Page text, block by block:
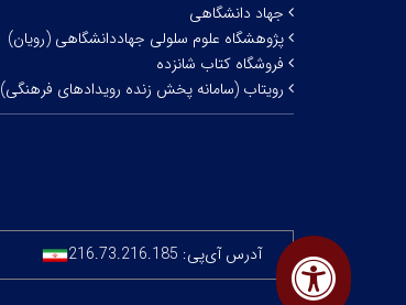
جهاد دانشگاهی
پژوهشگاه علوم سلولی جهاددانشگاهی (رویان)
فروشگاه کتاب شانزده
رویتاب (سامانه پخش زنده رویدادهای فرهنگی)
آدرس آی‌پی: 216.73.216.185